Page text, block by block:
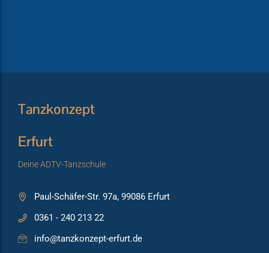
Tanzkonzept
Erfurt
Deine ADTV-Tanzschule
Paul-Schäfer-Str. 97a, 99086 Erfurt
0361 - 240 213 22
info@tanzkonzept-erfurt.de